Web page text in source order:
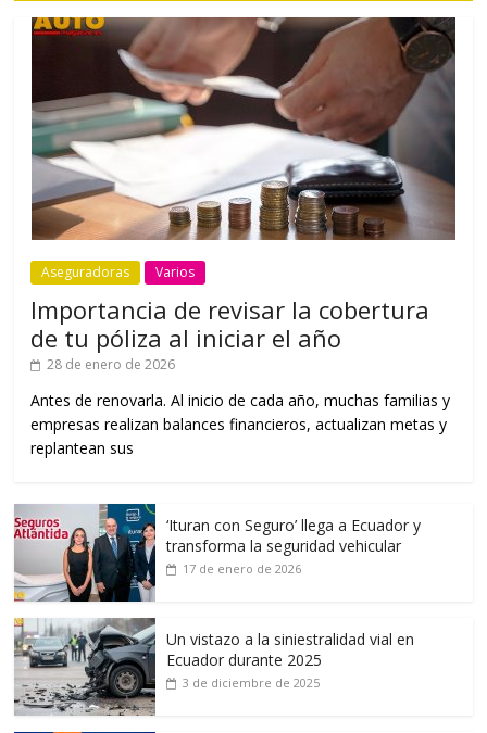
Aseguradoras Varios
Importancia de revisar la cobertura
de tu póliza al iniciar el año
28 de enero de 2026
Antes de renovarla. Al inicio de cada año, muchas familias y
empresas realizan balances financieros, actualizan metas y
replantean sus
‘Ituran con Seguro’ llega a Ecuador y
transforma la seguridad vehicular
17 de enero de 2026
Un vistazo a la siniestralidad vial en
Ecuador durante 2025
3 de diciembre de 2025